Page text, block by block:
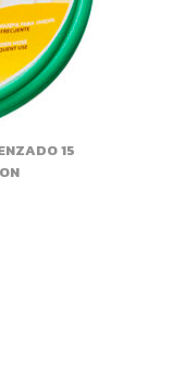
15